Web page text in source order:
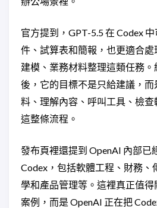
官方提到，GPT-5.5 在 Codex
件、試算表和簡報，也更適合
建模、業務材料整理這類任務
後，它的目標不是只給建議，
料、理解內容、呼叫工具、檢查
這整條流程。
發布頁裡還提到 OpenAI 內部已
Codex，包括軟體工程、財務、
學和產品管理等。這裡真正值
案例，而是 OpenAI 正在把